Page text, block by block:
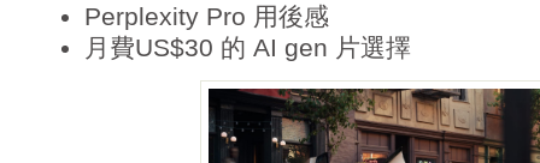
Perplexity Pro 用後感
月費US$30 的 AI gen 片選擇